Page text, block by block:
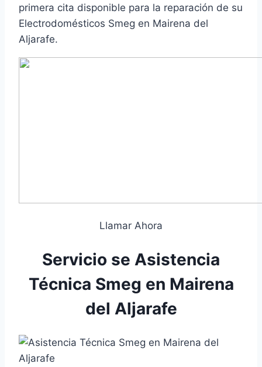
primera cita disponible para la reparación de su
Electrodomésticos Smeg en Mairena del
Aljarafe.
Llamar Ahora
Servicio se Asistencia
Técnica Smeg en Mairena
del Aljarafe